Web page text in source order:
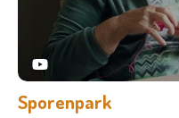
Sporenpark